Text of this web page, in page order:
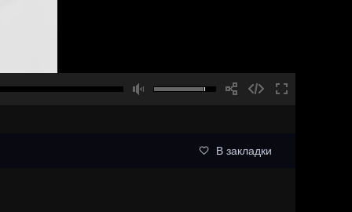
В закладки